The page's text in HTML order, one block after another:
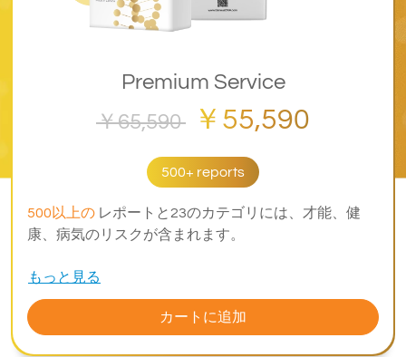
Premium Service
￥65,590
￥55,590
500+ reports
500以上の レポートと23のカテゴリには、才能、健
康、病気のリスクが含まれます。
もっと見る
カートに追加